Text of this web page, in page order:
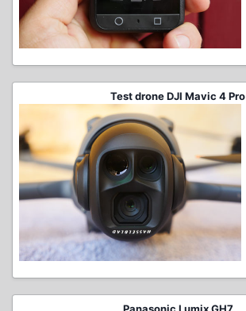
Test drone DJI Mavic 4 Pro